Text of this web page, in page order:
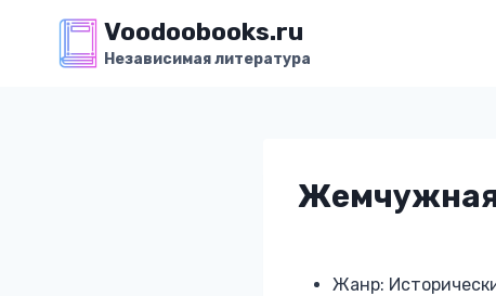
содержимому
Voodoobooks.ru
Независимая литература
Жемчужная
Жанр: